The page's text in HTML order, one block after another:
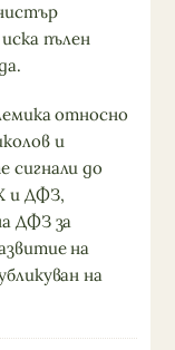
пълен
относно
и
сигнали до
и ДФЗ,
ДФЗ за
на
на